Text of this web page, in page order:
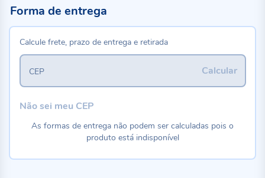
Forma de entrega
Calcule frete, prazo de entrega e retirada
Calcular
CEP
Não sei meu CEP
As formas de entrega não podem ser calculadas pois o
produto está indisponível